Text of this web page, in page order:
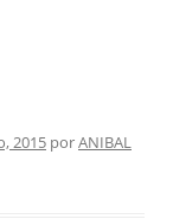
2015 porANIBAL